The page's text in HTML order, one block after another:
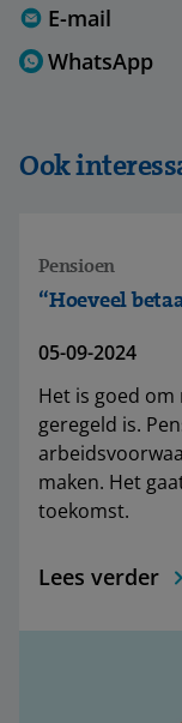
E-mail
WhatsApp
Ook
“Hoeveel
Pensioen
05-09-2024
Het is goed om
geregeld is.
maken. Het
toekomst.
Lees verder